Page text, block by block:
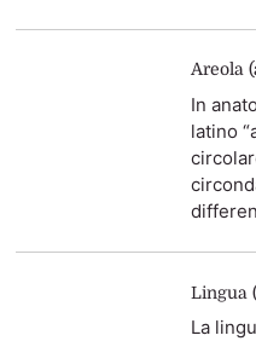
Areola
In
latino
Lingua
La